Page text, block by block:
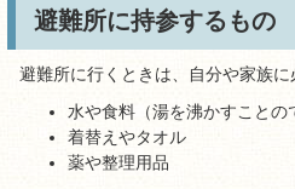
避難所に持参するもの
避難所に行くときは、自分や家族
水や食料（湯を沸かすことの
着替えやタオル
薬や整理用品